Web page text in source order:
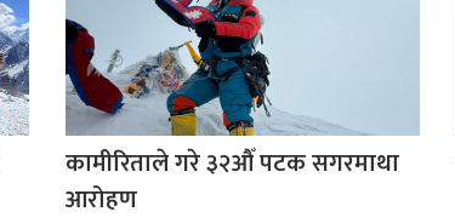
कामीरिताले गरे ३२औँ पटक सगरमाथा
आरोहण